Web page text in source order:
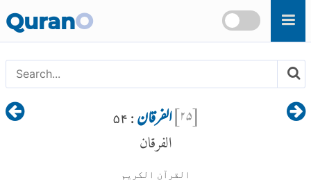
Skip to main content
QuranO
[۲۵]الفرقان : ۵۴
الفرقان
القرآن الكريم